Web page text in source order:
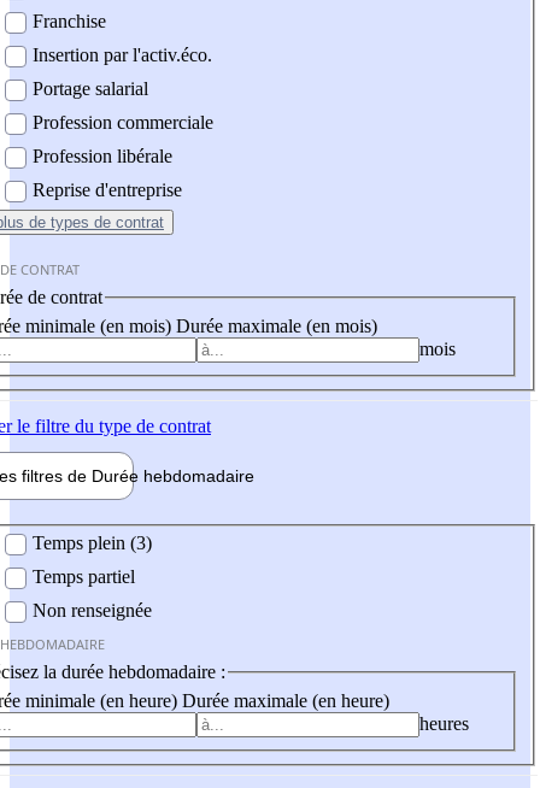
Franchise
Insertion par l'activ.éco.
Portage salarial
Profession commerciale
Profession libérale
Reprise d'entreprise
de types de contrat
CONTRAT
de contrat
minimale (en mois) Durée maximale (en mois)
mois
le filtre du type de contrat
filtres de Durée hebdomadaire
Temps plein (3)
Temps partiel
Non renseignée
la durée hebdomadaire :
minimale (en heure) Durée maximale (en heure)
heures